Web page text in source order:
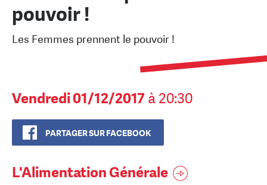
pouvoir !
Les Femmes prennent le pouvoir !
Vendredi 01/12/2017 à 20:30
PARTAGER SUR FACEBOOK
L'Alimentation Générale